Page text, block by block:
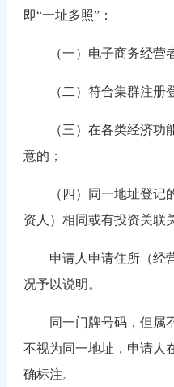
即“一址多照”：
（一）电子商务经营者
（二）符合集群注册登
（三）在各类经济功能
意的；
（四）同一地址登记的
资人）相同或有投资关联
申请人申请住所（经营
况予以说明。
同一门牌号码，但属不
不视为同一地址，申请人
确标注。